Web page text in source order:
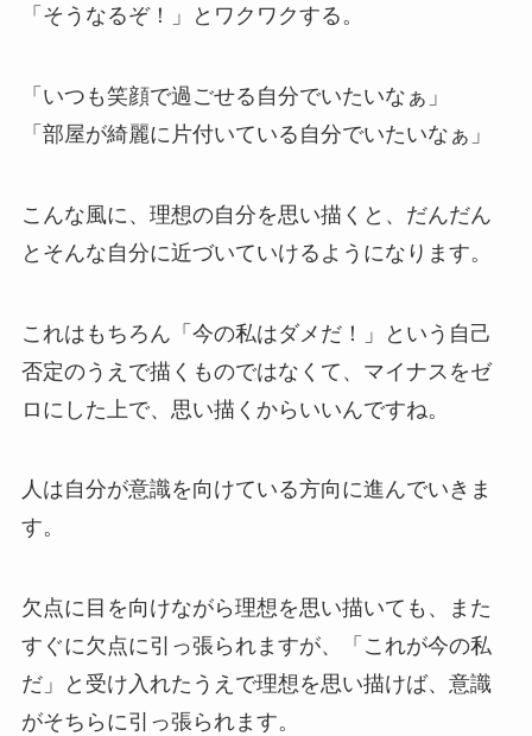
「そうなるぞ！」とワクワクする。
「いつも笑顔で過ごせる自分でいたいなぁ」
「部屋が綺麗に片付いている自分でいたいなぁ」
こんな風に、理想の自分を思い描くと、だんだん
とそんな自分に近づいていけるようになります。
これはもちろん「今の私はダメだ！」という自己
否定のうえで描くものではなくて、マイナスをゼ
ロにした上で、思い描くからいいんですね。
人は自分が意識を向けている方向に進んでいきま
す。
欠点に目を向けながら理想を思い描いても、また
すぐに欠点に引っ張られますが、「これが今の私
だ」と受け入れたうえで理想を思い描けば、意識
がそちらに引っ張られます。